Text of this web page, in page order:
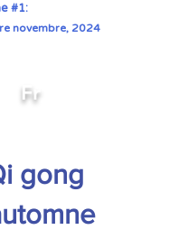
#1:
novembre, 2024
Fr
gong